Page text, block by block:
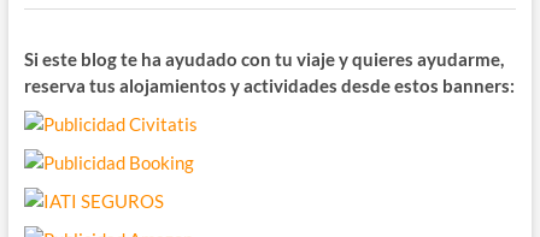
Si este blog te ha ayudado con tu viaje y quieres ayudarme,
reserva tus alojamientos y actividades desde estos banners: